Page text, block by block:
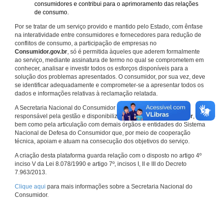
consumidores e contribui para o aprimoramento das relações
de consumo.
Por se tratar de um serviço provido e mantido pelo Estado, com ênfase
na interatividade entre consumidores e fornecedores para redução de
conflitos de consumo, a participação de empresas no
Consumidor.gov.br, só é permitida àqueles que aderem formalmente
ao serviço, mediante assinatura de termo no qual se comprometem em
conhecer, analisar e investir todos os esforços disponíveis para a
solução dos problemas apresentados. O consumidor, por sua vez, deve
se identificar adequadamente e comprometer-se a apresentar todos os
dados e informações relativas à reclamação relatada.
A Secretaria Nacional do Consumidor do Ministério da Justiça é a
responsável pela gestão e disponibilização doConsumidor.gov.br,
bem como pela articulação com demais órgãos e entidades do Sistema
Nacional de Defesa do Consumidor que, por meio de cooperação
técnica, apoiam e atuam na consecução dos objetivos do serviço.
A criação desta plataforma guarda relação com o disposto no artigo 4º
inciso V da Lei 8.078/1990 e artigo 7º, incisos I, II e III do Decreto
7.963/2013.
Clique aqui para mais informações sobre a Secretaria Nacional do
Consumidor.